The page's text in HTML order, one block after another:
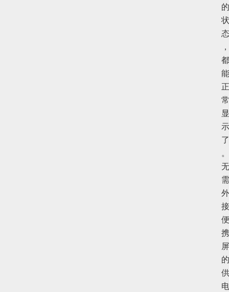
的
状
态
，
都
能
正
常
显
示
了
。
无
需
外
接
便
携
屏
的
供
电